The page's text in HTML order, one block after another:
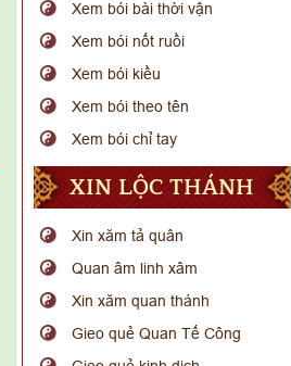
Xem bói bài thời vận
Xem bói nốt ruồi
Xem bói kiều
Xem bói theo tên
Xem bói chỉ tay
XIN LỘC THÁNH
Xin xăm tả quân
Quan âm linh xâm
Xin xăm quan thánh
Gieo quẻ Quan Tế Công